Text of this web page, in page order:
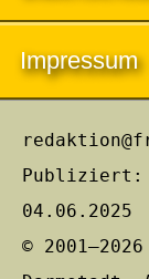
Impressum
Publiziert:
04.06.2025
©